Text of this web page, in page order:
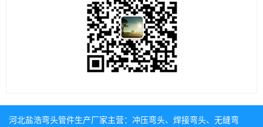
河北盐浩弯头管件生产厂家主营： 冲压弯头、 焊接弯头、 无缝弯